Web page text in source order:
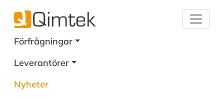
Förfrågningar
Leverantörer
Nyheter